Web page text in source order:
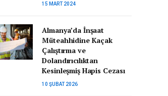
15 MART 2024
Almanya’da İnşaat
Müteahhidine Kaçak
Çalıştırma ve
Dolandırıcılıktan
Kesinleşmiş Hapis Cezası
10 ŞUBAT 2026